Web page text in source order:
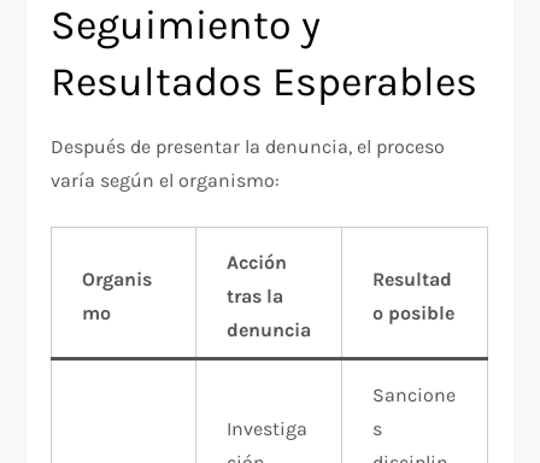
Seguimiento y
Resultados Esperables
Después de presentar la denuncia, el proceso
varía según el organismo:
Organis
mo
Acción
tras la
denuncia
Resultad
o posible
Investiga
Sancione
s